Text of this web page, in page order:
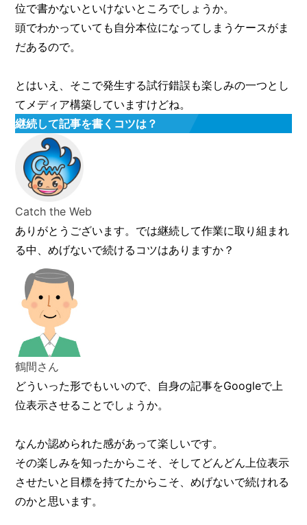
位で書かないといけないところでしょうか。
頭でわかっていても自分本位になってしまうケースがま
だあるので。
とはいえ、そこで発生する試行錯誤も楽しみの一つとし
てメディア構築していますけどね。
継続して記事を書くコツは？
Catch the Web
ありがとうございます。では継続して作業に取り組まれ
る中、めげないで続けるコツはありますか？
鶴間さん
どういった形でもいいので、自身の記事をGoogleで上
位表示させることでしょうか。
なんか認められた感があって楽しいです。
その楽しみを知ったからこそ、そしてどんどん上位表示
させたいと目標を持てたからこそ、めげないで続けれる
のかと思います。